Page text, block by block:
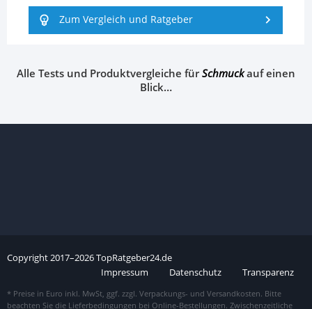
Zum Vergleich und Ratgeber
Alle Tests und Produktvergleiche fürSchmuckauf einen
Blick…
Copyright2017–2026TopRatgeber24.de
Impressum
Datenschutz Transparenz